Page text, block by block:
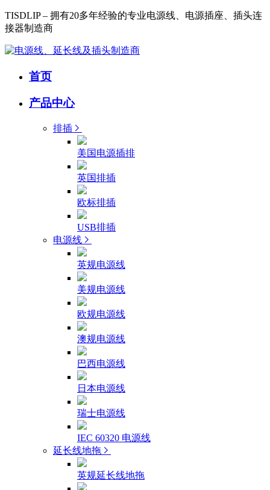
TISDLIP – 拥有20多年经验的专业电源线、电源插座、插头连
接器制造商
首页
产品中心
排插
美国电源插排
英国排插
欧标排插
USB排插
电源线
英规电源线
美规电源线
欧规电源线
澳规电源线
巴西电源线
日本电源线
瑞士电源线
IEC 60320 电源线
延长线地拖
英规延长线地拖